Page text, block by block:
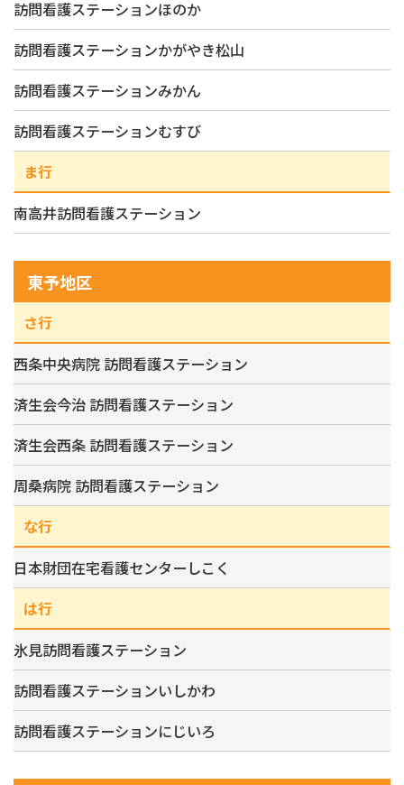
訪問看護ステーションほのか
訪問看護ステーションかがやき松山
訪問看護ステーションみかん
訪問看護ステーションむすび
ま行
南高井訪問看護ステーション
東予地区
さ行
西条中央病院 訪問看護ステーション
済生会今治 訪問看護ステーション
済生会西条 訪問看護ステーション
周桑病院 訪問看護ステーション
な行
日本財団在宅看護センターしこく
は行
氷見訪問看護ステーション
訪問看護ステーションいしかわ
訪問看護ステーションにじいろ